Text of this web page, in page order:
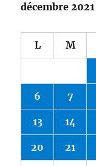
décembre 2021
L M
6 7
13 14
20 21